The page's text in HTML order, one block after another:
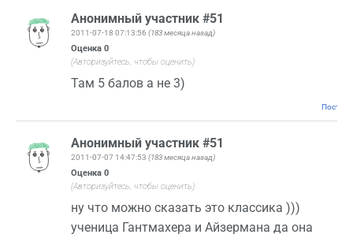
Анонимный участник #51
2011-07-18 07:13:56 (183 месяца назад)
Оценка 0
(Авторизуйтесь, чтобы оценить)
Там 5 балов а не 3)
Анонимный участник #51
2011-07-07 14:47:53 (183 месяца назад)
Оценка 0
(Авторизуйтесь, чтобы оценить)
ну что можно сказать это классика )))
ученица Гантмахера и Айзермана да она